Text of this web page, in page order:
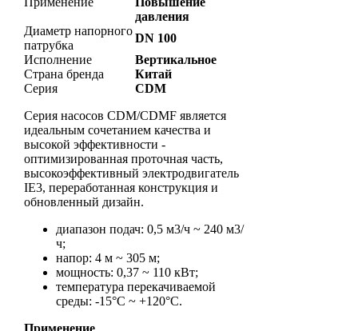
давления
Диаметр напорного
патрубка
DN 100
Исполнение
Вертикальное
Страна бренда
Китай
Серия
CDM
Серия насосов CDM/CDMF является
идеальным сочетанием качества и
высокой эффективности -
оптимизированная проточная часть,
высокоэффективный электродвигатель
IE3, переработанная конструкция и
обновленный дизайн.
диапазон подач: 0,5 м3/ч ~ 240 м3/
ч;
напор: 4 м ~ 305 м;
мощность: 0,37 ~ 110 кВт;
температура перекачиваемой
среды: -15°С ~ +120°С.
Применение